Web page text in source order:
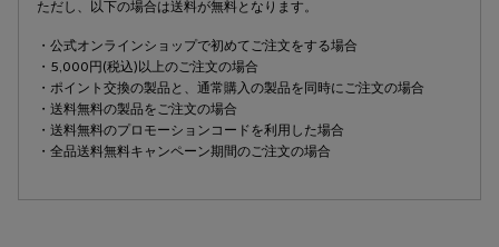
ただし、以下の場合は送料が無料となります。
・公式オンラインショップで初めてご注文をする場合
・5,000円(税込)以上のご注文の場合
・ポイント交換の製品と、通常購入の製品を同時にご注文の場合
・送料無料の製品をご注文の場合
・送料無料のプロモーションコードを利用した場合
・全品送料無料キャンペーン期間のご注文の場合